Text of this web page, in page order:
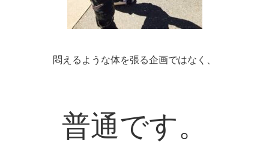
悶えるような体を張る企画ではなく、
普通です。